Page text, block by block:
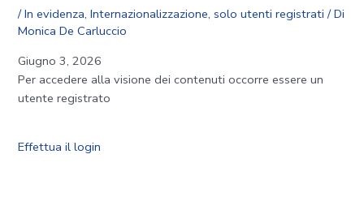
/In evidenza,Internazionalizzazione,solo utenti registrati / Di
Monica De Carluccio
Giugno 3, 2026
Per accedere alla visione dei contenuti occorre essere un
utente registrato
Effettua il login